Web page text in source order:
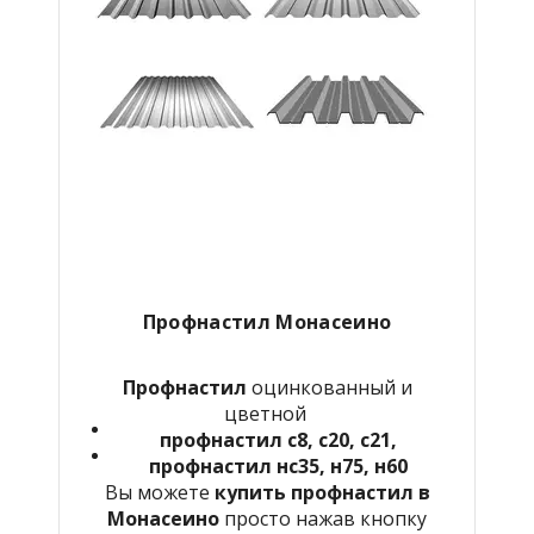
Профнастил Монасеино
Профнастил оцинкованный и
цветной
профнастил с8, с20, с21,
профнастил нс35, н75, н60
Вы можете купить профнастил в
Монасеино просто нажав кнопку